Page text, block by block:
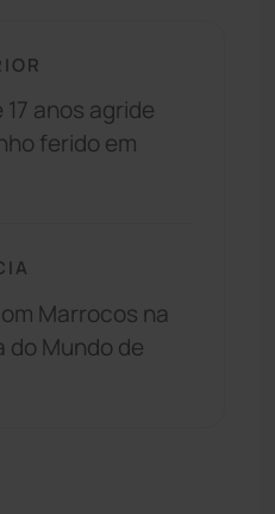
anos agride
ferido em
Marrocos na
do Mundo de